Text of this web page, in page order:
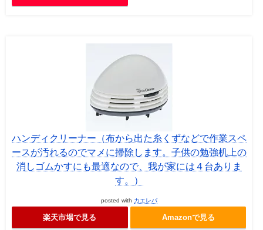
ハンディクリーナー（布から出た糸くずなどで作業スペ
ースが汚れるのでマメに掃除します。子供の勉強机上の
消しゴムかすにも最適なので、我が家には４台ありま
す。）
posted with カエレバ
楽天市場で見る Amazonで見る